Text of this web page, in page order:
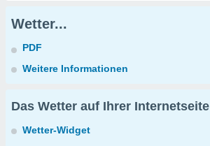
Wetter...
PDF
Weitere Informationen
Das Wetter auf Ihrer Internetseite
Wetter-Widget